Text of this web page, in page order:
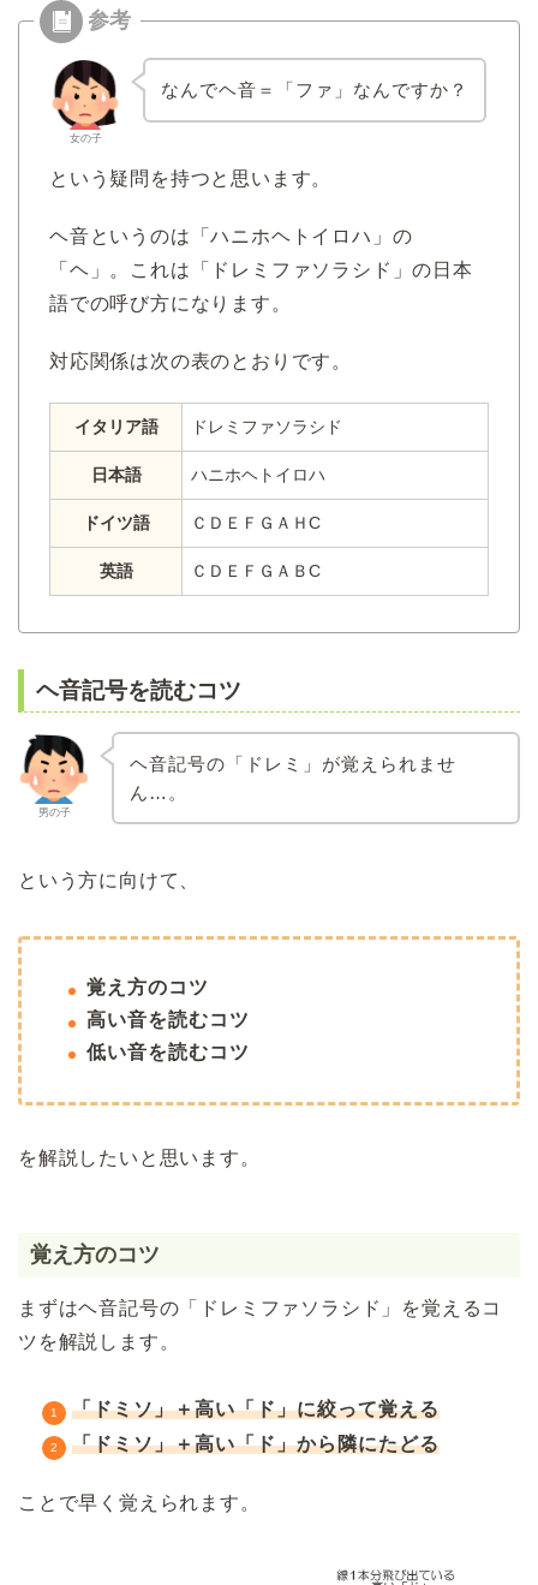
女の子
なんでヘ音＝「ファ」なんですか？
という疑問を持つと思います。
ヘ音というのは「ハニホヘトイロハ」の
「ヘ」。これは「ドレミファソラシド」の日本
語での呼び方になります。
対応関係は次の表のとおりです。
イタリア語 ドレミファソラシド
日本語 ハニホヘトイロハ
ドイツ語 ＣＤＥＦＧＡＨC
英語 ＣＤＥＦＧＡＢC
ヘ音記号を読むコツ
男の子
ヘ音記号の「ドレミ」が覚えられませ
ん…。
という方に向けて、
覚え方のコツ
高い音を読むコツ
低い音を読むコツ
を解説したいと思います。
覚え方のコツ
まずはヘ音記号の「ドレミファソラシド」を覚えるコ
ツを解説します。
「ドミソ」＋高い「ド」に絞って覚える
「ドミソ」＋高い「ド」から隣にたどる
ことで早く覚えられます。